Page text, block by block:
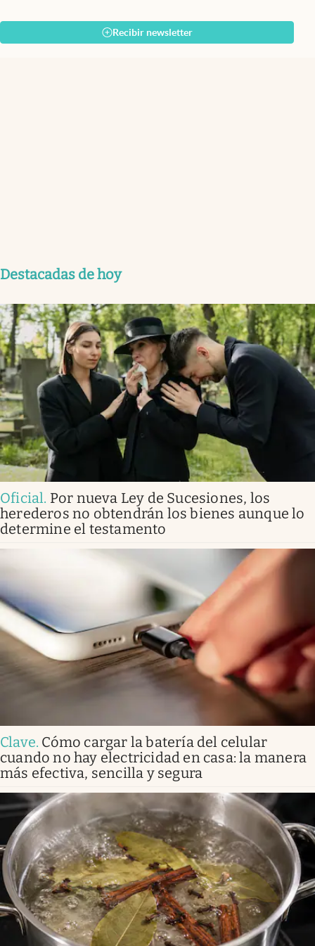
Recibir newsletter
Destacadas de hoy
Oficial. Por nueva Ley de Sucesiones, los
herederos no obtendrán los bienes aunque lo
determine el testamento
Clave. Cómo cargar la batería del celular
cuando no hay electricidad en casa: la manera
más efectiva, sencilla y segura